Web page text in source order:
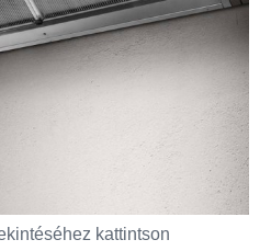
kattintson